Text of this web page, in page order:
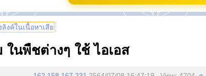
ลิงค์ในเนื้อหาเสีย
ในพืชต่างๆ ใช้ ไอเอส